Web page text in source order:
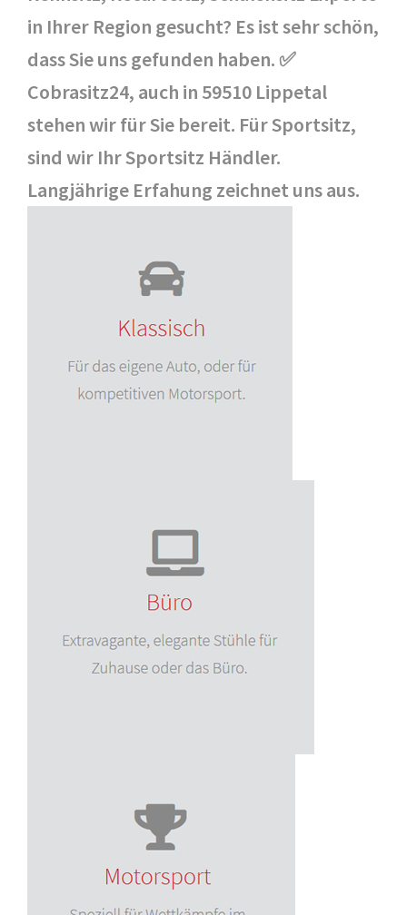
in Ihrer Region gesucht? Es ist sehr schön,
dass Sie uns gefunden haben. ✅
Cobrasitz24, auch in 59510 Lippetal
stehen wir für Sie bereit. Für Sportsitz,
sind wir Ihr Sportsitz Händler.
Langjährige Erfahung zeichnet uns aus.